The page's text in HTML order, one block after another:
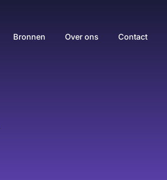
Bronnen Over ons Contact